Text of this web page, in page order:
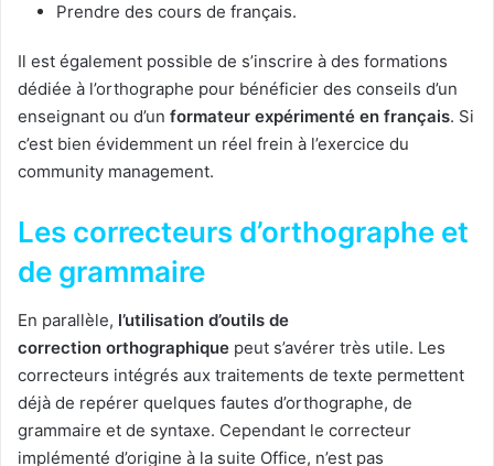
Prendre des cours de français.
Il est également possible de s’inscrire à des formations
dédiée à l’orthographe pour bénéficier des conseils d’un
enseignant ou d’un formateur expérimenté en français. Si
c’est bien évidemment un réel frein à l’exercice du
community management.
Les correcteurs d’orthographe et
de grammaire
En parallèle, l’utilisation d’outils de
correction orthographique peut s’avérer très utile. Les
correcteurs intégrés aux traitements de texte permettent
déjà de repérer quelques fautes d’orthographe, de
grammaire et de syntaxe. Cependant le correcteur
implémenté d’origine à la suite Office, n’est pas